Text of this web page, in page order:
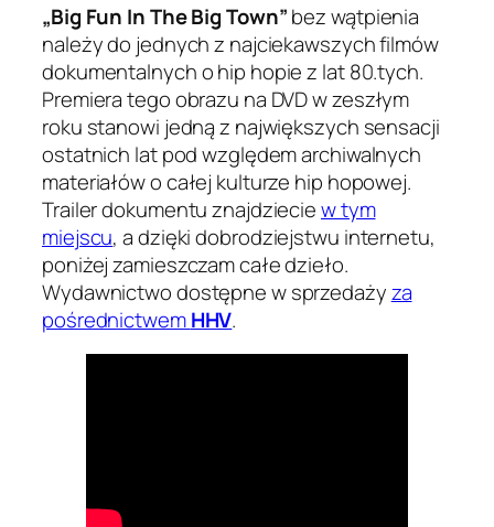
„Big Fun In The Big Town”bez wątpienia
należy do jednych z najciekawszych filmów
dokumentalnych o hip hopie z lat 80.tych.
Premiera tego obrazu na DVD w zeszłym
roku stanowi jedną z największych sensacji
ostatnich lat pod względem archiwalnych
materiałów o całej kulturze hip hopowej.
Trailer dokumentu znajdzieciew tym
miejscu, a dzięki dobrodziejstwu internetu,
poniżej zamieszczam całe dzieło.
Wydawnictwo dostępne w sprzedażyza
pośrednictwemHHV.